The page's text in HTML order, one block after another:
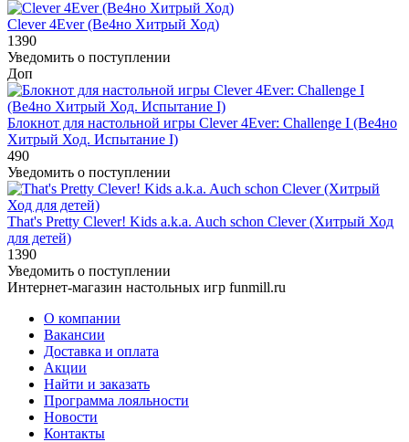
Clever 4Ever (Ве4но Хитрый Ход)
1390
Уведомить о поступлении
Доп
Блокнот для настольной игры Clever 4Ever: Challenge I (Ве4но
Хитрый Ход. Испытание I)
490
Уведомить о поступлении
That's Pretty Clever! Kids a.k.a. Auch schon Clever (Хитрый Ход
для детей)
1390
Уведомить о поступлении
Интернет-магазин настольных игр funmill.ru
О компании
Вакансии
Доставка и оплата
Акции
Найти и заказать
Программа лояльности
Новости
Контакты